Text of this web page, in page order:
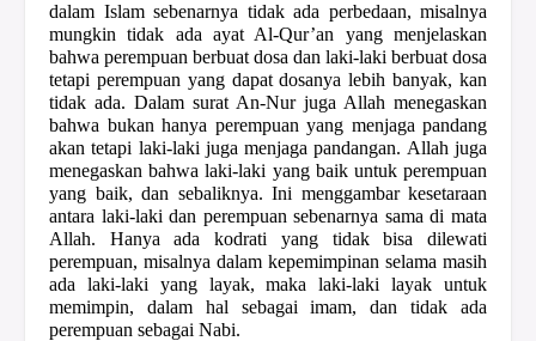
dalam Islam sebenarnya tidak ada perbedaan, misalnya
mungkin tidak ada ayat Al-Qur’an yang menjelaskan
bahwa perempuan berbuat dosa dan laki-laki berbuat dosa
tetapi perempuan yang dapat dosanya lebih banyak, kan
tidak ada. Dalam surat An-Nur juga Allah menegaskan
bahwa bukan hanya perempuan yang menjaga pandang
akan tetapi laki-laki juga menjaga pandangan. Allah juga
menegaskan bahwa laki-laki yang baik untuk perempuan
yang baik, dan sebaliknya. Ini menggambar kesetaraan
antara laki-laki dan perempuan sebenarnya sama di mata
Allah. Hanya ada kodrati yang tidak bisa dilewati
perempuan, misalnya dalam kepemimpinan selama masih
ada laki-laki yang layak, maka laki-laki layak untuk
memimpin, dalam hal sebagai imam, dan tidak ada
perempuan sebagai Nabi.